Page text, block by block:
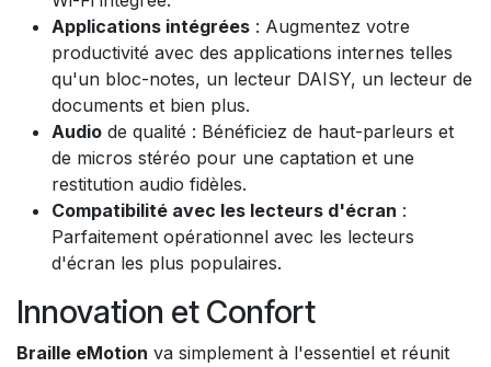
Applications intégrées : Augmentez votre
productivité avec des applications internes telles
qu'un bloc-notes, un lecteur DAISY, un lecteur de
documents et bien plus.
Audio de qualité : Bénéficiez de haut-parleurs et
de micros stéréo pour une captation et une
restitution audio fidèles.
Compatibilité avec les lecteurs d'écran :
Parfaitement opérationnel avec les lecteurs
d'écran les plus populaires.
Innovation et Confort
Braille eMotion va simplement à l'essentiel et réunit